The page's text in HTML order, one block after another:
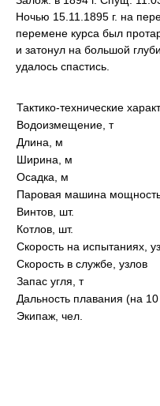
Ночью 15.11.1895 г. на
перемене курса был
и затонул на большой
удалось спастись.
Тактико-технические
Водоизмещение, т
Длина, м
Ширина, м
Осадка, м
Паровая машина
Винтов, шт.
Котлов, шт.
Скорость на испытаниях,
Скорость в службе, узлов
Запас угля, т
Дальность плавания (на
Экипаж, чел.